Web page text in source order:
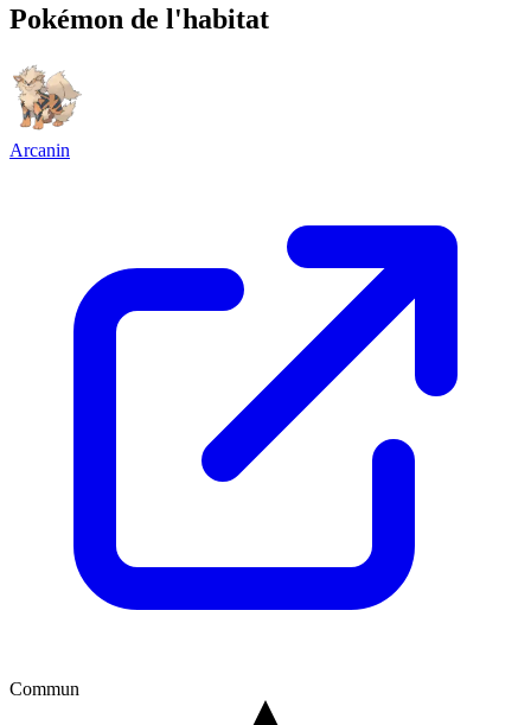
Pokémon de l'habitat
Arcanin
Commun